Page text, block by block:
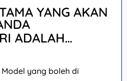
YANG AKAN
ADALAH…
Model yang boleh di